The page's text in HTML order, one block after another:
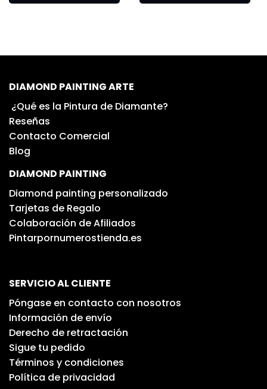
DIAMOND PAINTING ARTE
¿Qué es la Pintura de Diamante?
Reseñas
Contacto Comercial
Blog
DIAMOND PAINTING
Diamond painting personalizado
Tarjetas de Regalo
Colaboración de Afiliados
Pintarpornumerostienda.es
SERVICIO AL CLIENTE
Póngase en contacto con nosotros
Información de envío
Derecho de retractación
Sigue tu pedido
Términos y condiciones
Política de privacidad